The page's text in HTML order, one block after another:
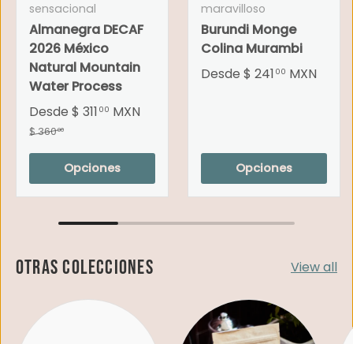
sensacional
Almanegra DECAF
2026 México
Natural Mountain
Water Process
Desde $ 311 00 MXN
$ 36000
Opciones
maravilloso
Burundi Monge
Colina Murambi
Desde $ 241 00 MXN
Opciones
Otras colecciones View all